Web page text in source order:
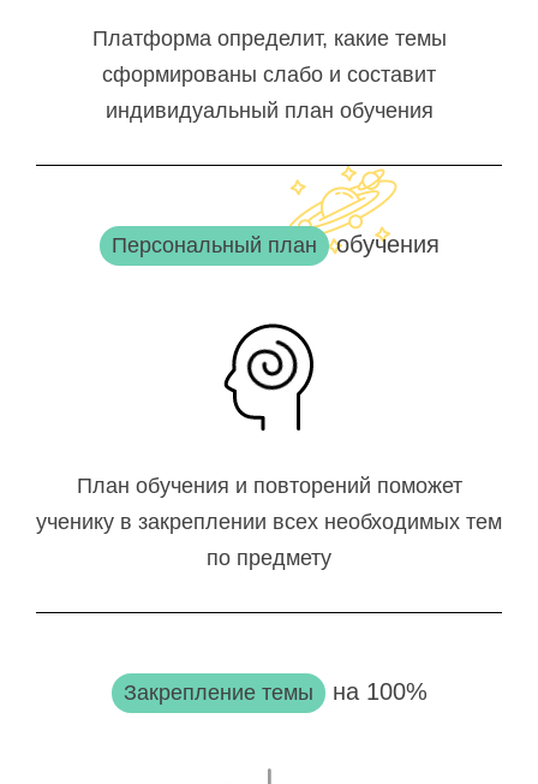
Платформа определит, какие темы
сформированы слабо и составит
индивидуальный план обучения
Персональный план обучения
План обучения и повторений поможет
ученику в закреплении всех необходимых тем
по предмету
Закрепление темы на 100%